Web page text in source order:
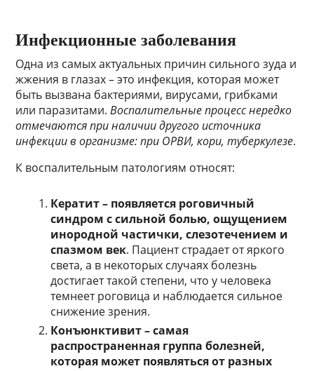
Инфекционные заболевания
Одна из самых актуальных причин сильного зуда и
жжения в глазах – это инфекция, которая может
быть вызвана бактериями, вирусами, грибками
или паразитами.Воспалительные процесс нередко
отмечаются при наличии другого источника
инфекции в организме: при ОРВИ, кори, туберкулезе.
К воспалительным патологиям относят:
Кератит – появляется роговичный
синдром с сильной болью, ощущением
инородной частички, слезотечением и
спазмом век. Пациент страдает от яркого
света, а в некоторых случаях болезнь
достигает такой степени, что у человека
темнеет роговица и наблюдается сильное
снижение зрения.
Конъюнктивит – самая
распространенная группа болезней,
которая может появляться от разных